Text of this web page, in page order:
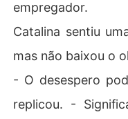
empregador.
Catalina sentiu
mas não baixou o
- O desespero
replicou. -